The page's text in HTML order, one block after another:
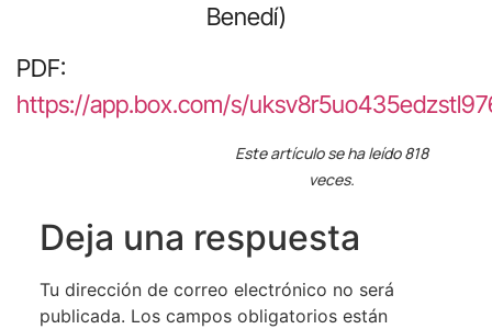
Benedí)
PDF:
https://app.box.com/s/
Este artículo se ha leído 818
veces.
Deja una respuesta
Tu dirección de correo electrónico no será
publicada. Los campos obligatorios están